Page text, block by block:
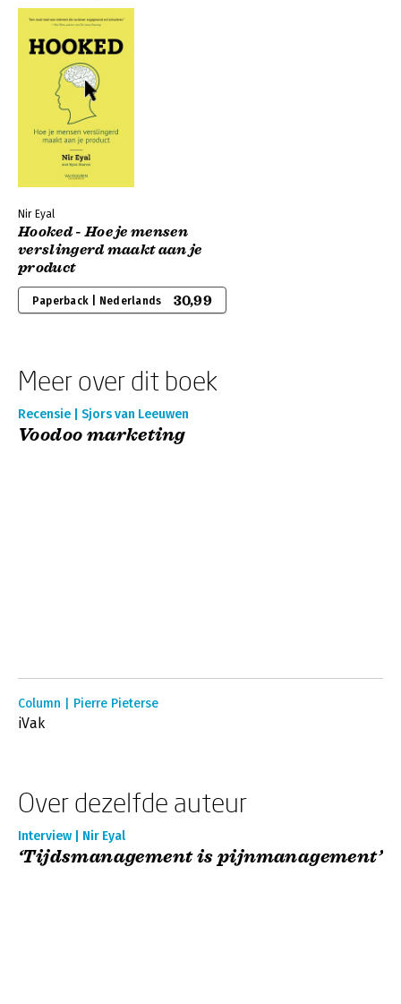
Nir Eyal
Hooked - Hoe je mensen
verslingerd maakt aan je
product
Paperback | Nederlands 30,99
Meer over dit boek
Recensie | Sjors van Leeuwen
Voodoo marketing
Column | Pierre Pieterse
iVak
Over dezelfde auteur
Interview | Nir Eyal
‘Tijdsmanagement is pijnmanagement’